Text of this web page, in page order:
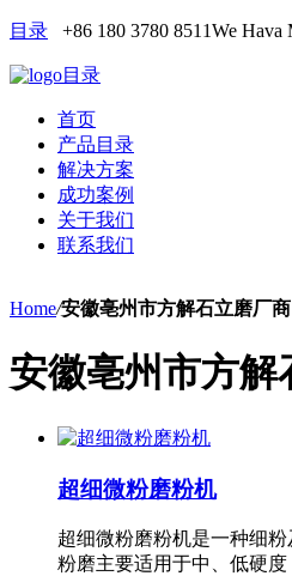
目录 +86 180 3780 8511We Hava
目录
首页
产品目录
解决方案
成功案例
关于我们
联系我们
Home/安徽亳州市方解石立磨厂商
安徽亳州市方解
超细微粉磨粉机
超细微粉磨粉机是一种细
粉磨主要适用于中、低硬